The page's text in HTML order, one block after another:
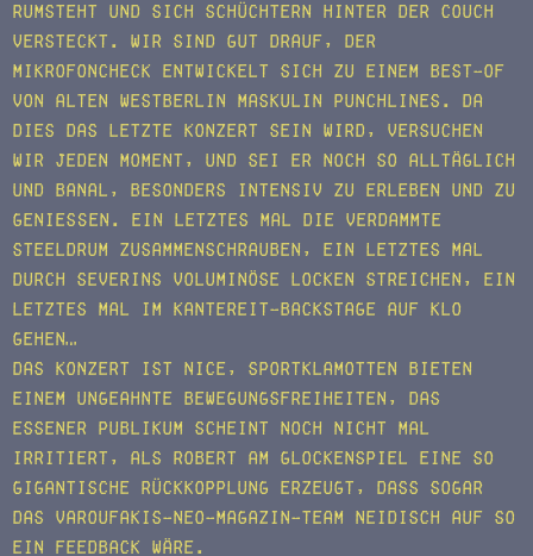
rumsteht und sich schüchtern hinter der Couch
versteckt. Wir sind gut drauf, der
Mikrofoncheck entwickelt sich zu einem Best-Of
von alten Westberlin Maskulin Punchlines. Da
dies das letzte Konzert sein wird, versuchen
wir jeden Moment, und sei er noch so alltäglich
und banal, besonders intensiv zu erleben und zu
genießen. Ein letztes Mal die verdammte
Steeldrum zusammenschrauben, ein letztes Mal
durch Severins voluminöse Locken streichen, ein
letztes Mal im Kantereit-Backstage auf Klo
gehen…
Das Konzert ist nice, Sportklamotten bieten
einem ungeahnte Bewegungsfreiheiten, das
Essener Publikum scheint noch nicht mal
irritiert, als Robert am Glockenspiel eine so
gigantische Rückkopplung erzeugt, dass sogar
das Varoufakis-Neo-Magazin-Team neidisch auf so
ein Feedback wäre.